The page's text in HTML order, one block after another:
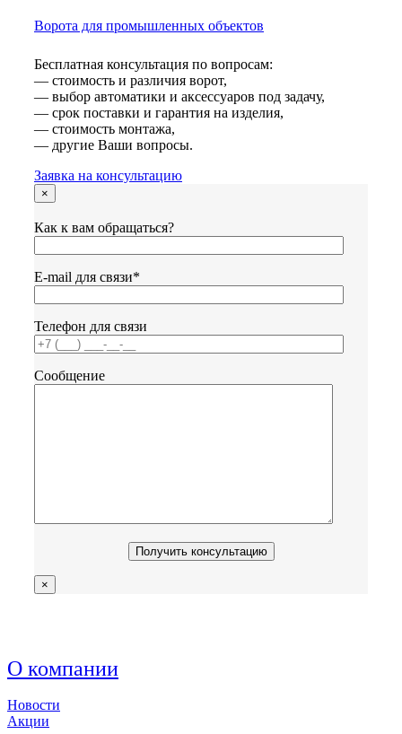
Ворота для промышленных объектов
Бесплатная консультация по вопросам:
— стоимость и различия ворот,
— выбор автоматики и аксессуаров под задачу,
— срок поставки и гарантия на изделия,
— стоимость монтажа,
— другие Ваши вопросы.
Заявка на консультацию
×
Как к вам обращаться?
Е-mail для связи*
Телефон для связи
Сообщение
×
О компании
Новости
Акции